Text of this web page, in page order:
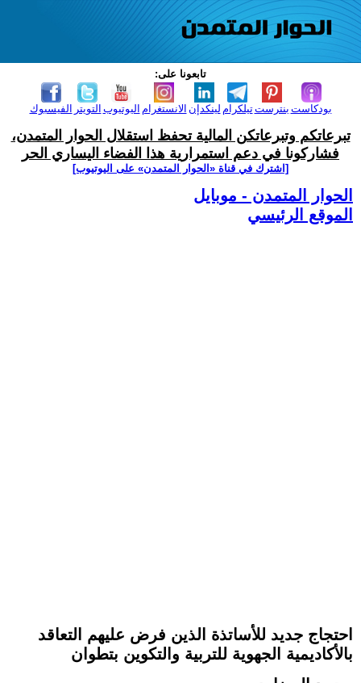
تابعونا على:
الفيسبوك التويتر اليوتيوب الانستغرام لينكدإن تيلكرامبنترست بودكاست
تبرعاتكم وتبرعاتكن المالية تحفظ استقلال الحوار المتمدن،
فشاركونا في دعم استمرارية هذا الفضاء اليساري الحر
[اشترك في قناة ‫«الحوار المتمدن» على اليوتيوب]
الحوار المتمدن - موبايل
الموقع الرئيسي
احتجاج جديد للأساتذة الذين فرض عليهم التعاقد
بالأكاديمية الجهوية للتربية والتكوين بتطوان